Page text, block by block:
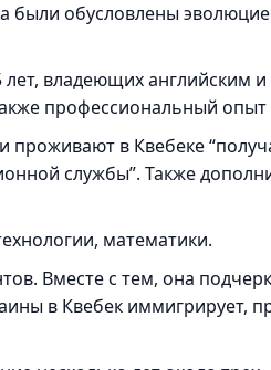
были обусловлены
владеющих английским и
профессиональный
проживают в Квебеке
службы”. Также
математики.
Вместе с тем, она
в Квебек иммигрирует,